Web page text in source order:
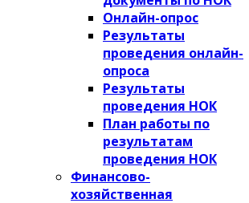
Онлайн-опрос
Результаты
проведения онлайн-
опроса
Результаты
проведения НОК
План работы по
результатам
проведения НОК
Финансово-
хозяйственная